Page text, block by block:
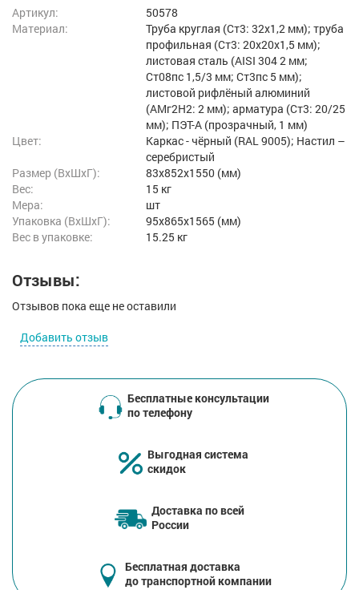
Артикул:
50578
Материал:
Труба круглая (Ст3: 32х1,2 мм); труба
профильная (Ст3: 20х20х1,5 мм);
листовая сталь (AISI 304 2 мм;
Ст08пс 1,5/3 мм; Ст3пс 5 мм);
листовой рифлёный алюминий
(АМг2Н2: 2 мм); арматура (Ст3: 20/25
мм); ПЭТ-А (прозрачный, 1 мм)
Цвет:
Каркас - чёрный (RAL 9005); Настил –
серебристый
Размер (ВxШxГ):
83x852x1550 (мм)
Вес:
15 кг
Мера:
шт
Упаковка (ВхШхГ):
95x865x1565 (мм)
Вес в упаковке:
15.25 кг
Отзывы:
Отзывов пока еще не оставили
Добавить отзыв
Бесплатные консультации
по телефону
Выгодная система
скидок
Доставка по всей
России
Бесплатная доставка
до транспортной компании